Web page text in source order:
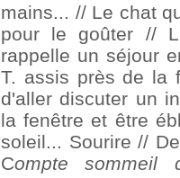
mains... // Le chat
pour le goûter //
rappelle un séjour
T. assis près de la
d'aller discuter un
la fenêtre et être
soleil... Sourire //
Compte sommeil